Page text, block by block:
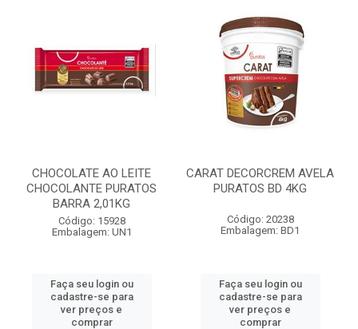
CHOCOLATE AO LEITE
CHOCOLANTE PURATOS
BARRA 2,01KG
Código: 15928
Embalagem: UN1
Faça seu login ou
cadastre-se para
ver preços e
comprar
CARAT DECORCREM AVELA
PURATOS BD 4KG
Código: 20238
Embalagem: BD1
Faça seu login ou
cadastre-se para
ver preços e
comprar